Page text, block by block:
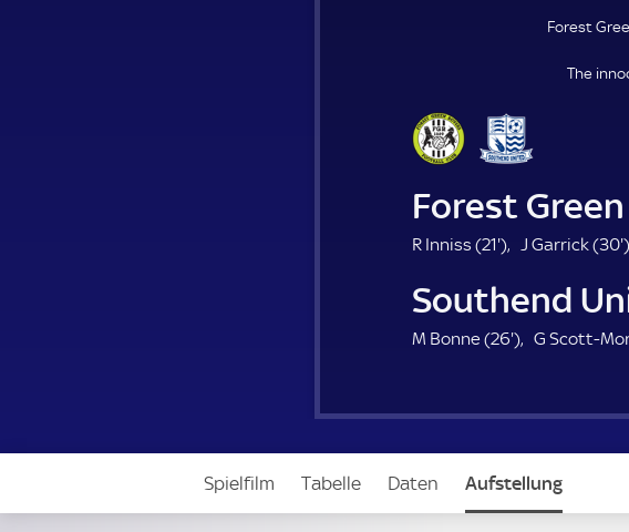
Forest
The
Forest
R Inniss (21'2
.
m
i
t
) J Garrick (30'3
.
i
t
)
Southend
M Bonne (26'2
m
n
u
t
) G Scott-
Spielfilm Tabelle Daten Aufstellung